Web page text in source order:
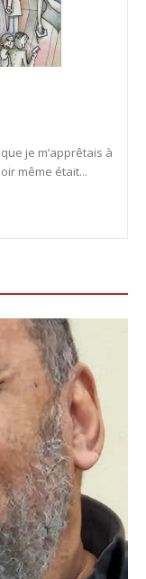
je m’apprêtais à
même était...